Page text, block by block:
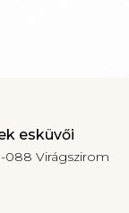
esküvői
088 Virágszirom